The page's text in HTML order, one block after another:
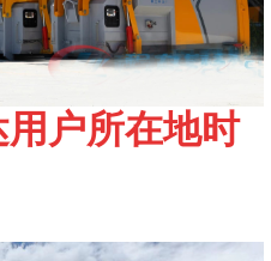
户所在地时